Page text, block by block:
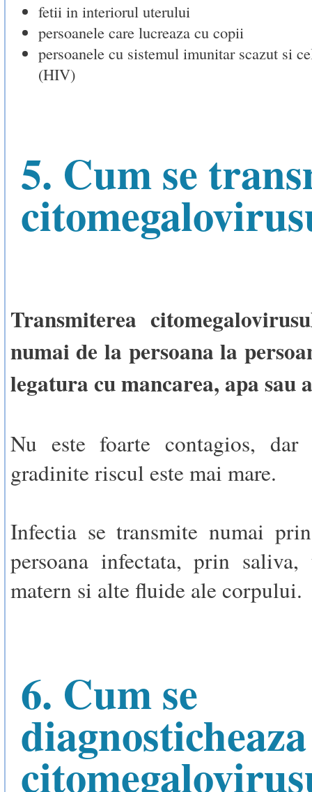
fetii in interiorul uterului
persoanele care lucreaza cu copii
persoanele cu sistemul imunitar scazut si
(HIV)
5. Cum se
Transmiterea
numai de la persoana la
legatura cu mancarea, apa sau
Nu este foarte contagios,
gradinite riscul este mai mare.
Infectia se transmite numai
persoana infectata, prin
matern si alte fluide ale corpului.
6. Cum se
diagnosticheaza